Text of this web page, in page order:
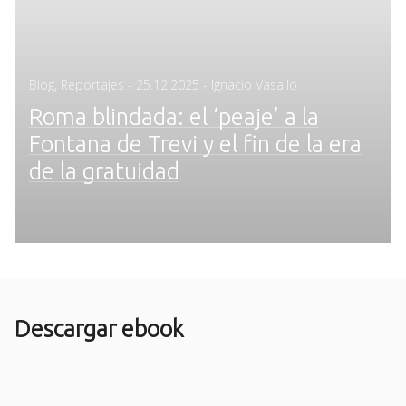
Blog Reportajes - Posted
on
25.12.2025 - Ignacio Vasallo
Roma blindada: el ‘peaje’ a la
Fontana de Trevi y el fin de la era
de la gratuidad
Descargar ebook